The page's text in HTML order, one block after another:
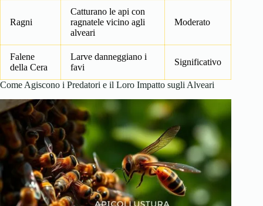
Ragni
Catturano le api con
ragnatele vicino agli
alveari
Moderato
Falene
della Cera
Larve danneggiano i
favi
Significativo
Come Agiscono i Predatori e il Loro Impatto sugli Alveari